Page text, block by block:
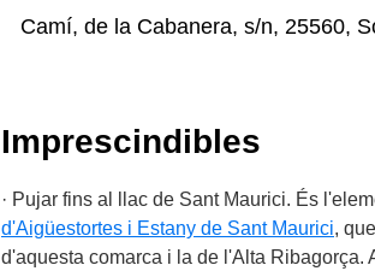
Camí, de la Cabanera, s/n, 25560,
Imprescindibles
· Pujar fins al llac de Sant Maurici. És
d'Aigüestortes i Estany de Sant Maurici,
d'aquesta comarca i la de l'Alta Ribagorça.